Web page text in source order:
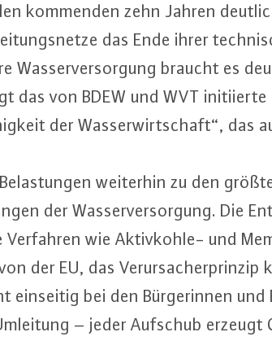
kommenden zehn Jahren
das Ende ihrer
Was­ser­ver­sor­gung braucht es
das von BDEW und WVT
der Was­ser­wirt­schaft“, das
Be­las­tun­gen weiterhin zu den
der Was­ser­ver­sor­gung. Die
wie Ak­tiv­koh­le- und
der EU, das Ver­ur­sa­cher­prin­zip
einseitig bei den Bür­ge­rin­nen und
– jeder Aufschub erzeugt